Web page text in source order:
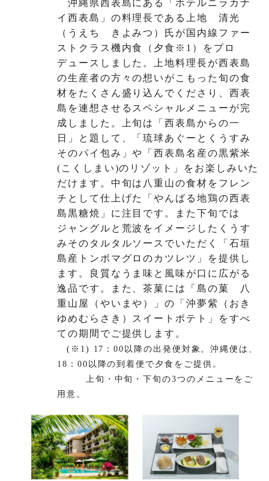
沖縄県西表島にある「ホテルニラカナ
イ西表島」の料理長である上地 清光
（うえち きよみつ）氏が国内線ファー
ストクラス機内食（夕食※1）をプロ
デュースしました。上地料理長が西表島
の生産者の方々の想いがこもった旬の食
材をたくさん盛り込んでくださり、西表
島を連想させるスペシャルメニューが完
成しました。上旬は「西表島からの一
日」と題して、「琉球あぐーとくうすみ
そのパイ包み」や「西表島名産の黒紫米
(こくしまい)のリゾット」をお楽しみいた
だけます。中旬は八重山の食材をフレン
チとして仕上げた「やんばる地鶏の西表
島黒糖焼」に注目です。また下旬では
ジャングルと荒波をイメージしたくうす
みそのタルタルソースでいただく「石垣
島産トンボマグロのカツレツ」を提供し
ます。良質なうま味と風味が口に広がる
逸品です。また、茶菓には「島の菓 八
重山屋（やいまや）」の「沖夢紫（おき
ゆめむらさき）スイートポテト」をすべ
ての期間でご提供します。
(※1) 17：00以降の出発便対象。沖縄便は、
18：00以降の到着便で夕食をご提供。
上旬・中旬・下旬の3つのメニューをご
用意。